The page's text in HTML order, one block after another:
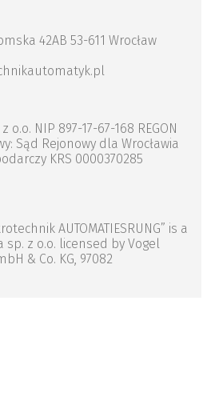
42AB 53-611 Wrocław
NIP 897-17-67-168 REGON
Sąd Rejonowy dla Wrocławia
KRS 0000370285
AUTOMATIESRUNG” is a
z o.o. licensed by Vogel
& Co. KG, 97082